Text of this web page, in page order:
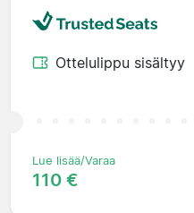
Ottelulippu sisältyy
Lue lisää/Varaa
110 €